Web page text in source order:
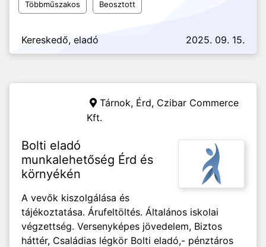
Többműszakos Beosztott
Kereskedő, eladó 2025. 09. 15.
Tárnok, Érd, Czibar Commerce
Kft.
Bolti eladó
munkalehetőség Érd és
környékén
A vevők kiszolgálása és
tájékoztatása. Árufeltöltés. Általános iskolai
végzettség. Versenyképes jövedelem, Biztos
háttér, Családias légkör Bolti eladó,- pénztáros